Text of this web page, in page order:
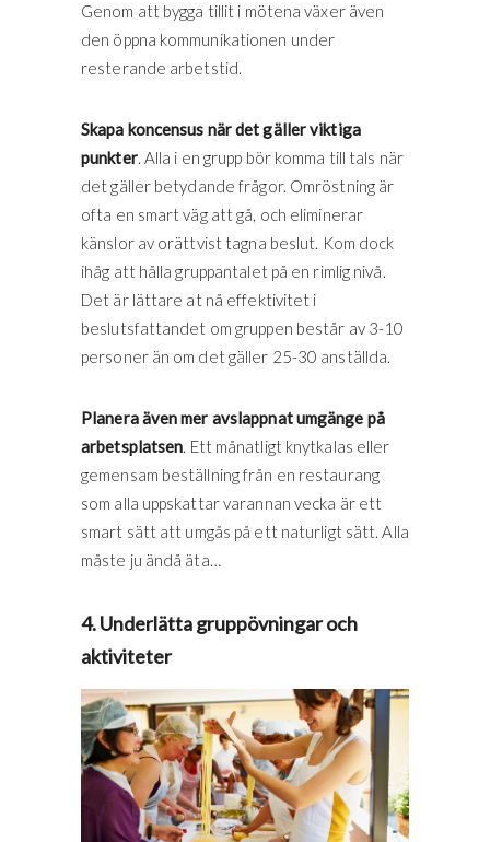
Genom att bygga tillit i mötena växer även
den öppna kommunikationen under
resterande arbetstid.
Skapa koncensus när det gäller viktiga
punkter. Alla i en grupp bör komma till tals när
det gäller betydande frågor. Omröstning är
ofta en smart väg att gå, och eliminerar
känslor av orättvist tagna beslut. Kom dock
ihåg att hålla gruppantalet på en rimlig nivå.
Det är lättare at nå effektivitet i
beslutsfattandet om gruppen består av 3-10
personer än om det gäller 25-30 anställda.
Planera även mer avslappnat umgänge på
arbetsplatsen. Ett månatligt knytkalas eller
gemensam beställning från en restaurang
som alla uppskattar varannan vecka är ett
smart sätt att umgås på ett naturligt sätt. Alla
måste ju ändå äta…
4. Underlätta gruppövningar och
aktiviteter